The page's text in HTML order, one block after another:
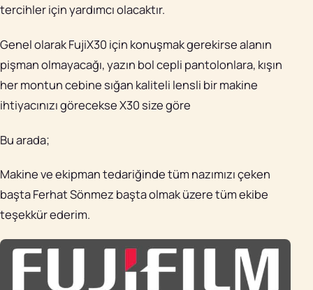
tercihler için yardımcı olacaktır.
Genel olarak FujiX30 için konuşmak gerekirse alanın
pişman olmayacağı, yazın bol cepli pantolonlara, kışın
her montun cebine sığan kaliteli lensli bir makine
ihtiyacınızı görecekse X30 size göre
Bu arada;
Makine ve ekipman tedariğinde tüm nazımızı çeken
başta Ferhat Sönmez başta olmak üzere tüm ekibe
teşekkür ederim.